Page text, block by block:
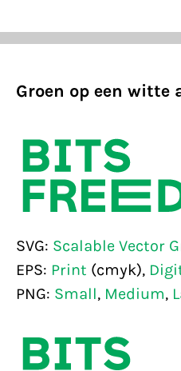
Groen op een witte
SVG: Scalable Vector
EPS: Print (cmyk),
PNG: Small, Medium,